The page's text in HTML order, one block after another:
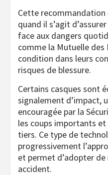
Cette recommandation
quand il s’agit
face aux dangers
comme la Mutuelle
condition dans leurs
risques de blessure.
Certains casques sont
signalement d’impact,
encouragée par la
les coups importants
tiers. Ce type de
progressivement
et permet d’adopter
accident.